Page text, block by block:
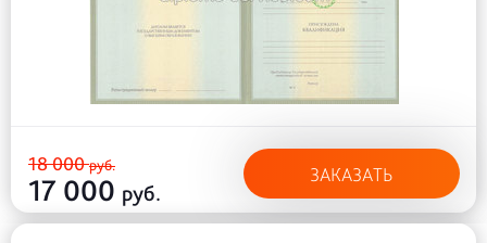
18 000руб.
17 000 руб.
ЗАКАЗАТЬ